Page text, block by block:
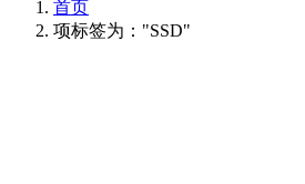
首页
项标签为："SSD"